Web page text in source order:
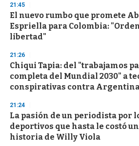
21:45
El nuevo rumbo que promete
Espriella para Colombia:
libertad"
21:26
Chiqui Tapia: del "trabajamos
completa del Mundial 2030" a
conspirativas contra
21:24
La pasión de un periodista por
deportivos que hasta le costó
historia de Willy Viola